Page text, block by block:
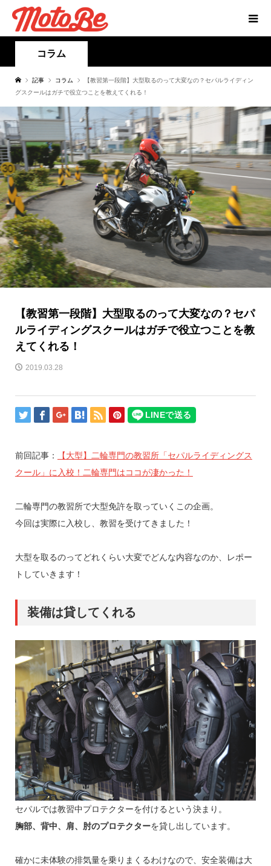
コラム
記事 コラム
【教習第一段階】大型取るのって大変なの？セパルライディン
グスクールはガチで役立つことを教えてくれる！
【教習第一段階】大型取るのって大変なの？セパ
ルライディングスクールはガチで役立つことを教
えてくれる！
2019.03.28
前回記事：
【大型】二輪専門の教習所「セパルライディングス
クール」に入校！二輪専門はココが凄かった！
二輪専門の教習所で大型免許を取っていくこの企画。
今回は実際に入校し、教習を受けてきました！
大型を取るのってどれくらい大変でどんな内容なのか、レポー
トしていきます！
装備は貸してくれる
セパルでは教習中プロテクターを付けるという決まり。
胸部、背中、肩、肘のプロテクターを貸し出しています。
確かに未体験の排気量を乗りまくるわけなので、安全装備は大